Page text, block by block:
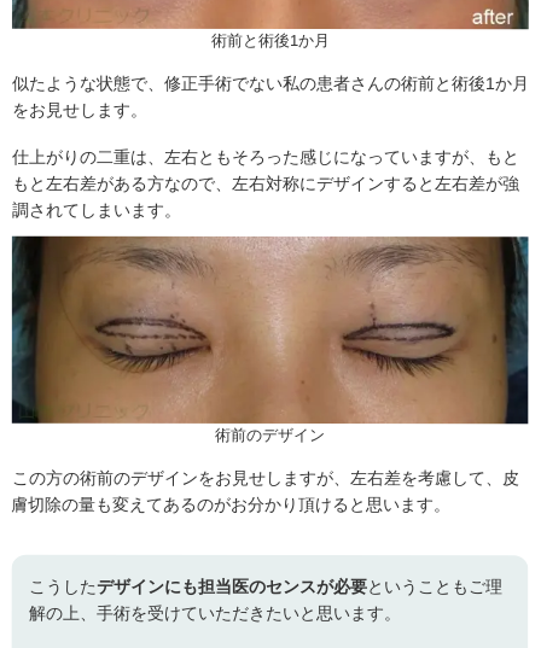
術前と術後1か月
似たような状態で、修正手術でない私の患者さんの術前と術後1か月
をお見せします。
仕上がりの二重は、左右ともそろった感じになっていますが、もと
もと左右差がある方なので、左右対称にデザインすると左右差が強
調されてしまいます。
術前のデザイン
この方の術前のデザインをお見せしますが、左右差を考慮して、皮
膚切除の量も変えてあるのがお分かり頂けると思います。
こうしたデザインにも担当医のセンスが必要ということもご理
解の上、手術を受けていただきたいと思います。